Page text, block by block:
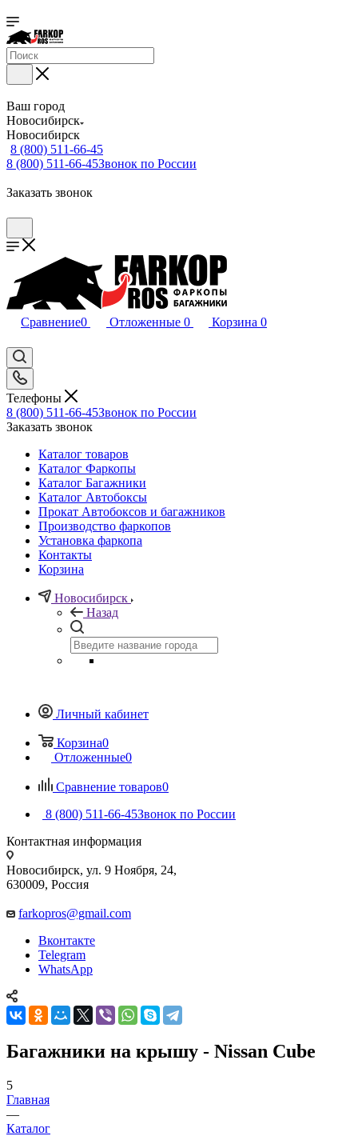
Ваш город
Новосибирск
Новосибирск
8 (800) 511-66-45
8 (800) 511-66-45Звонок по России
Заказать звонок
Сравнение0 Отложенные 0 Корзина 0
Телефоны
8 (800) 511-66-45Звонок по России
Заказать звонок
Каталог товаров
Каталог Фаркопы
Каталог Багажники
Каталог Автобоксы
Прокат Автобоксов и багажников
Производство фаркопов
Установка фаркопа
Контакты
Корзина
Новосибирск
Назад
Личный кабинет
Корзина0
Отложенные0
Сравнение товаров0
8 (800) 511-66-45Звонок по России
Контактная информация
Новосибирск, ул. 9 Ноября, 24,
630009, Россия
farkopros@gmail.com
Вконтакте
Telegram
WhatsApp
Багажники на крышу - Nissan Cube
5
Главная
—
Каталог